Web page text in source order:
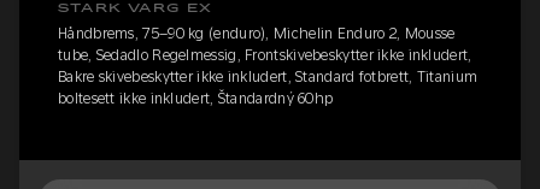
STARK VARG EX
Håndbrems, 75–90 kg (enduro), Michelin Enduro 2, Mousse
tube, Sedadlo Regelmessig, Frontskivebeskytter ikke inkludert,
Bakre skivebeskytter ikke inkludert, Standard fotbrett, Titanium
boltesett ikke inkludert, Štandardný 60hp